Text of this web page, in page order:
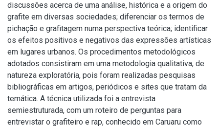
discussões acerca de uma análise, histórica e a origem do
grafite em diversas sociedades; diferenciar os termos de
pichação e grafitagem numa perspectiva teórica; identificar
os efeitos positivos e negativos das expressões artísticas
em lugares urbanos. Os procedimentos metodológicos
adotados consistiram em uma metodologia qualitativa, de
natureza exploratória, pois foram realizadas pesquisas
bibliográficas em artigos, periódicos e sites que tratam da
temática. A técnica utilizada foi a entrevista
semiestruturada, com um roteiro de perguntas para
entrevistar o grafiteiro e rap, conhecido em Caruaru como